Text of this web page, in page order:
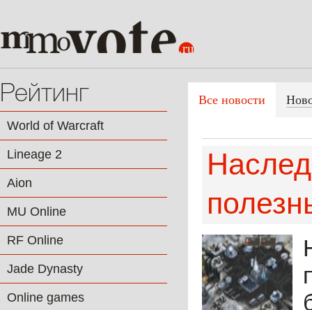
Рейтинг
World of Warcraft
Lineage 2
Aion
MU Online
RF Online
Jade Dynasty
Online games
Все новости